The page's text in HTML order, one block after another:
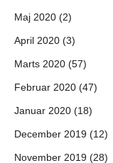
Maj 2020 (2)
April 2020 (3)
Marts 2020 (57)
Februar 2020 (47)
Januar 2020 (18)
December 2019 (12)
November 2019 (28)